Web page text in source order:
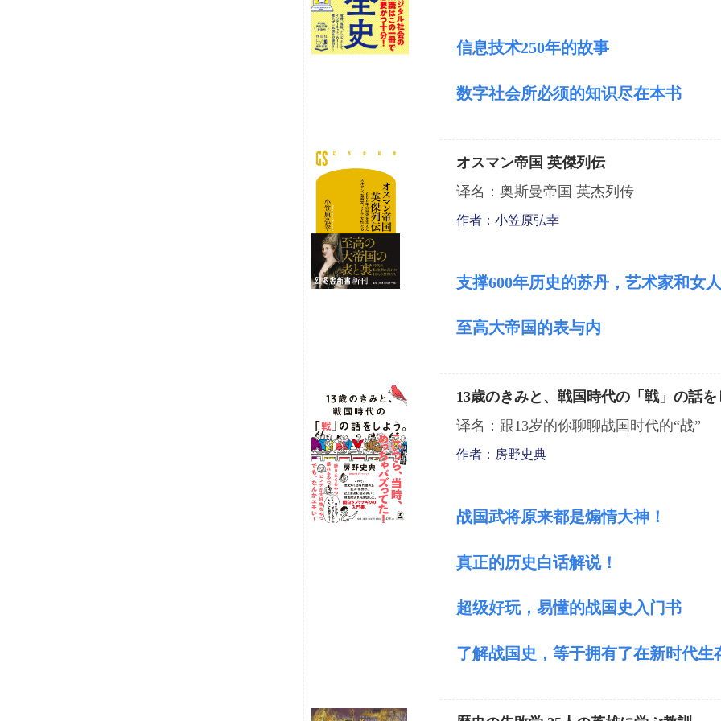
信息技术250年的故事
数字社会所必须的知识尽在本书
オスマン帝国 英傑列伝
译名：奥斯曼帝国 英杰列传
作者：小笠原弘幸
支撑600年历史的苏丹，艺术家和女
至高大帝国的表与内
13歳のきみと、戦国時代の「戦」の話
译名：跟13岁的你聊聊战国时代的“战”
作者：房野史典
战国武将原来都是煽情大神 ！
真正的历史白话解说！
超级好玩，易懂的战国史入门书
了解战国史，等于拥有了在新时代生